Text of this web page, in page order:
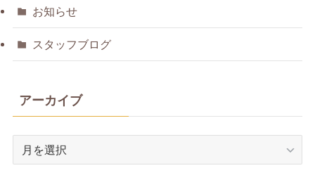
お知らせ
スタッフブログ
アーカイブ